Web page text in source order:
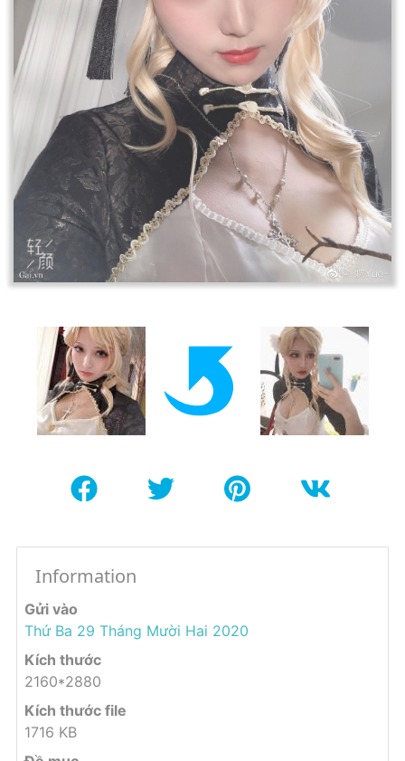
Information
Gửi vào
Thứ Ba 29 Tháng Mười Hai 2020
Kích thước
2160*2880
Kích thước file
1716 KB